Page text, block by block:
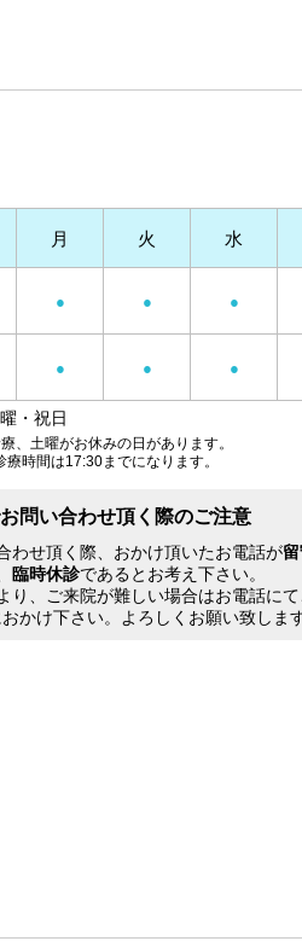
・祝日
、土曜がお休みの日があります。
時間は17:30までになります。
月 火 水
● ● ●
● ● ●
問い合わせ頂く際のご注意
わせ頂く際、おかけ頂いたお電話が
臨時休診であるとお考え下さい。
り、ご来院が難しい場合はお電話に
おかけ下さい。よろしくお願い致します